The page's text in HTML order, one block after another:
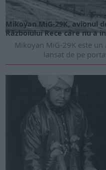
ARTICOLE ONLINE
Mikoyan MiG-29K, avionul
Războiului Rece care nu a
Mikoyan MiG-29K este
lansat de pe